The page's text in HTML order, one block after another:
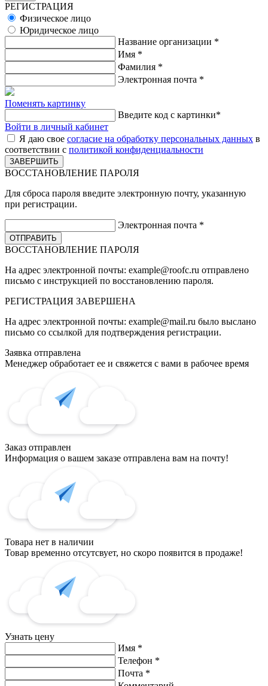
РЕГИСТРАЦИЯ
Физическое лицо
Юридическое лицо
Название организации *
Имя *
Фамилия *
Электронная почта *
Поменять картинку
Введите код с картинки*
Войти в личный кабинет
Я даю свое согласие на обработку персональных данных в
соответствии с политикой конфиденциальности
ВОССТАНОВЛЕНИЕ ПАРОЛЯ
Для сброса пароля введите электронную почту, указанную
при регистрации.
Электронная почта *
ВОССТАНОВЛЕНИЕ ПАРОЛЯ
На адрес электронной почты: example@roofc.ru отправлено
письмо с инструкцией по восстановлению пароля.
РЕГИСТРАЦИЯ ЗАВЕРШЕНА
На адрес электронной почты: example@mail.ru было выслано
письмо со ссылкой для подтверждения регистрации.
Заявка отправлена
Менеджер обработает ее и свяжется с вами в рабочее время
Заказ отправлен
Информация о вашем заказе отправлена вам на почту!
Товара нет в наличии
Товар временно отсутсвует, но скоро появится в продаже!
Узнать цену
Имя *
Телефон *
Почта *